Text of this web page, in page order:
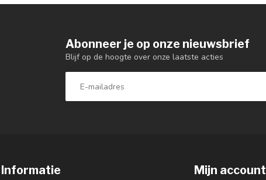
Abonneer je op onze nieuwsbrief
Blijf op de hoogte over onze laatste acties
Informatie Mijn account